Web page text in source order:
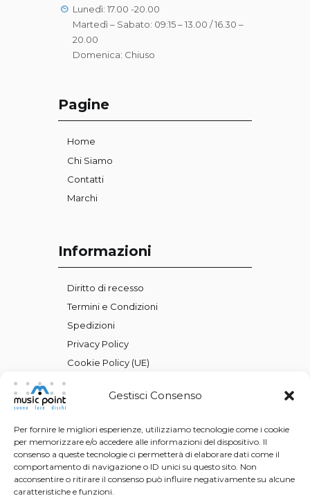
Gestisci Consenso
Per fornire le migliori esperienze, utilizziamo tecnologie come i cookie
per memorizzare e/o accedere alle informazioni del dispositivo. Il
consenso a queste tecnologie ci permetterà di elaborare dati come il
comportamento di navigazione o ID unici su questo sito. Non
acconsentire o ritirare il consenso può influire negativamente su alcune
caratteristiche e funzioni.
Lunedì: 17.00 -20.00
Martedì – Sabato: 09:15 – 13.00 / 16.30 –
20.00
Domenica: Chiuso
Pagine
Home
Chi Siamo
Contatti
Marchi
Informazioni
Diritto di recesso
Termini e Condizioni
Spedizioni
Privacy Policy
Cookie Policy (UE)